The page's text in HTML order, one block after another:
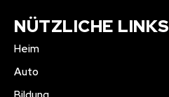
NÜTZLICHE LINKS
Heim
Auto